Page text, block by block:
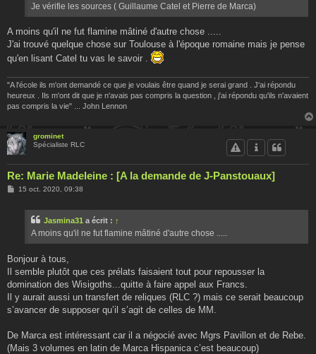
Je vérifie les sources ( Guillaume Catel et Pierre de Marca)
A moins qu'il ne fut flamine mâtiné d'autre chose .....
J'ai trouvé quelque chose sur Toulouse à l'époque romaine mais je pense
qu'en lisant Catel tu vas le savoir .
"A l'école ils m'ont demandé ce que je voulais être quand je serai grand . J'ai répondu
heureux . Ils m'ont dit que je n'avais pas compris la question , j'ai répondu qu'ils n'avaient
pas compris la vie" ... John Lennon
grominet
Spécialiste RLC
Re: Marie Madeleine : [A la demande de J-Panstouaux]
M15 oct. 2020, 09:38
Jasmina31 a écrit : ↑
A moins qu'il ne fut flamine mâtiné d'autre chose .....
Bonjour à tous,
Il semble plutôt que ces prélats faisaient tout pour repousser la
domination des Wisigoths...quitte à faire appel aux Francs.
Il y aurait aussi un transfert de reliques (RLC ?) mais ce serait beaucoup
s’avancer de supposer qu’il s’agit de celles de MM.
De Marca est intéressant car il a négocié avec Mgrs Pavillon et de Rebe.
(Mais 3 volumes en latin de Marca Hispanica c’est beaucoup)